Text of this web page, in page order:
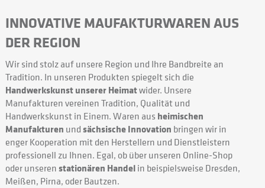
INNOVATIVE MAUFAKTURWAREN AUS
DER REGION
Wir sind stolz auf unsere Region und Ihre Bandbreite an
Tradition. In unseren Produkten spiegelt sich die
Handwerkskunst unserer Heimatwider. Unsere
Manufakturen vereinen Tradition, Qualität und
Handwerkskunst in Einem. Waren aus heimischen
Manufakturen undsächsische Innovation bringen wir in
enger Kooperation mit den Herstellern und Dienstleistern
professionell zu Ihnen. Egal, ob über unseren Online-Shop
oder unserenstationären Handelin beispielsweise Dresden,
Meißen, Pirna, oder Bautzen.